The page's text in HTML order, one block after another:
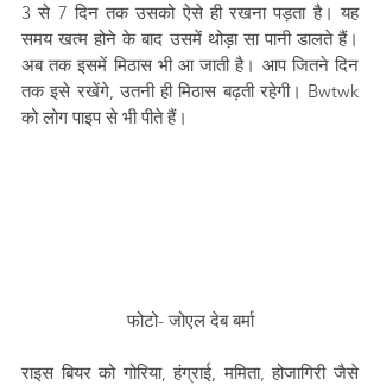
3 से 7 दिन तक उसको ऐसे ही रखना पड़ता है। यह
समय खत्म होने के बाद उसमें थोड़ा सा पानी डालते हैं।
अब तक इसमें मिठास भी आ जाती है। आप जितने दिन
तक इसे रखेंगे, उतनी ही मिठास बढ़ती रहेगी। Bwtwk
को लोग पाइप से भी पीते हैं।
फोटो- जोएल देब बर्मा
राइस बियर को गोरिया, हंग्राई, ममिता, होजागिरी जैसे